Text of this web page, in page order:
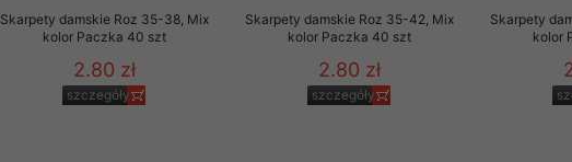
Skarpety damskie Roz 35-38, Mix
kolor Paczka 40 szt
2.80 zł
szczegóły
Skarpety damskie Roz 35-42, Mix
kolor Paczka 40 szt
2.80 zł
szczegóły
Skarpety
kolor